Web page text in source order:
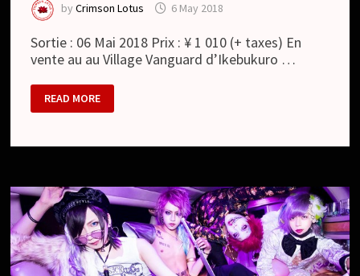
byCrimson Lotus 6 May 2018
Sortie : 06 Mai 2018 Prix : ¥ 1 010 (+ taxes) En
vente au au Village Vanguard d’Ikebukuro …
SAIGO
NO
XOXO
TO
ま
で
LIVE
で
っ
た
曲
READ MORE